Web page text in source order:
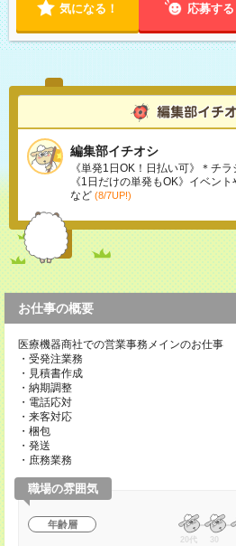
気になる！ 応募する
編集部イチオシ
《単発1日OK！日払い可》＊チ
《1日だけの単発もOK》イベン
など (8/7UP!)
お仕事の概要
医療機器商社での営業事務メインのお仕事
・受発注業務
・見積書作成
・納期調整
・電話応対
・来客対応
・梱包
・発送
・庶務業務
職場の雰囲気
年齢層
20代 30